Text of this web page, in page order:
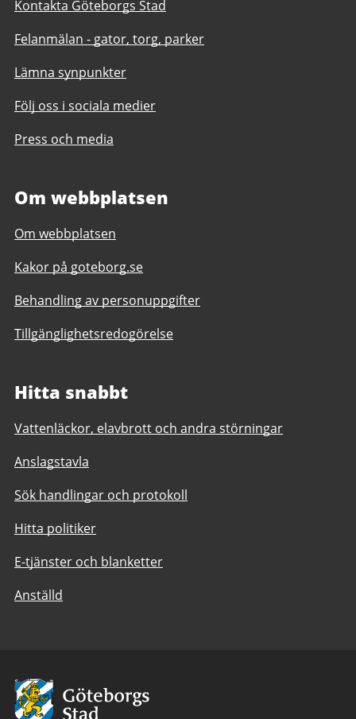
Kontakta Göteborgs Stad
Felanmälan - gator, torg, parker
Lämna synpunkter
Följ oss i sociala medier
Press och media
Om webbplatsen
Om webbplatsen
Kakor på goteborg.se
Behandling av personuppgifter
Tillgänglighetsredogörelse
Hitta snabbt
Vattenläckor, elavbrott och andra störningar
Anslagstavla
Sök handlingar och protokoll
Hitta politiker
E-tjänster och blanketter
Anställd
Avsändare:
Göteborgs